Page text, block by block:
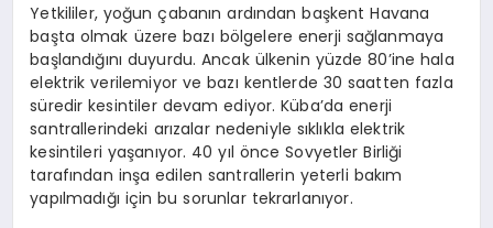
Yetkililer, yoğun çabanın ardından başkent Havana
başta olmak üzere bazı bölgelere enerji sağlanmaya
başlandığını duyurdu. Ancak ülkenin yüzde 80’ine hala
elektrik verilemiyor ve bazı kentlerde 30 saatten fazla
süredir kesintiler devam ediyor. Küba’da enerji
santrallerindeki arızalar nedeniyle sıklıkla elektrik
kesintileri yaşanıyor. 40 yıl önce Sovyetler Birliği
tarafından inşa edilen santrallerin yeterli bakım
yapılmadığı için bu sorunlar tekrarlanıyor.